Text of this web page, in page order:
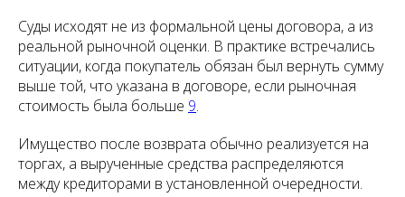
Суды исходят не из формальной цены договора, а из
реальной рыночной оценки. В практике встречались
ситуации, когда покупатель обязан был вернуть сумму
выше той, что указана в договоре, если рыночная
стоимость была больше 9.
Имущество после возврата обычно реализуется на
торгах, а вырученные средства распределяются
между кредиторами в установленной очередности.